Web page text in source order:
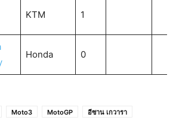
KTM 1
Honda 0
Moto3 MotoGP
อีซาน เกวารา